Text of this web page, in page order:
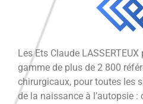
Les Ets Claude
gamme de plus de 2 800
chirurgicaux, pour toutes les
de la naissance à l’autopsie